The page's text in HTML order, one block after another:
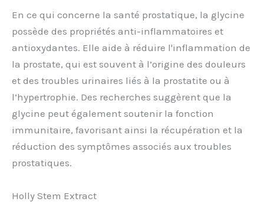
En ce qui concerne la santé prostatique, la glycine
possède des propriétés anti-inflammatoires et
antioxydantes. Elle aide à réduire l'inflammation de
la prostate, qui est souvent à l’origine des douleurs
et des troubles urinaires liés à la prostatite ou à
l’hypertrophie. Des recherches suggèrent que la
glycine peut également soutenir la fonction
immunitaire, favorisant ainsi la récupération et la
réduction des symptômes associés aux troubles
prostatiques.
Holly Stem Extract